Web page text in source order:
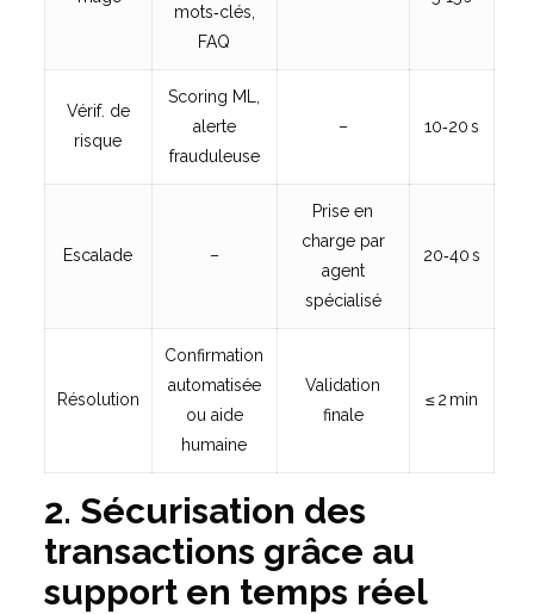
mots‑clés,
FAQ
Vérif. de
risque
Scoring ML,
alerte
frauduleuse
– 10‑20 s
Escalade –
Prise en
charge par
agent
spécialisé
20‑40 s
Résolution
Confirmation
automatisée
ou aide
humaine
Validation
finale
≤ 2 min
2. Sécurisation des
transactions grâce au
support en temps réel